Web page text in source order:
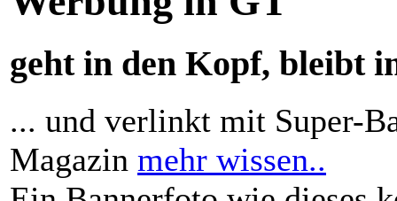
geht in den Kopf, bleibt
... und verlinkt mit Super-
Magazin mehr wissen..